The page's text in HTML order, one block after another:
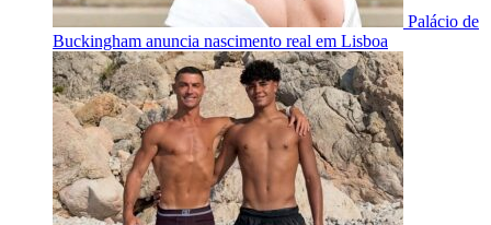
Palácio de
Buckingham anuncia nascimento real em Lisboa